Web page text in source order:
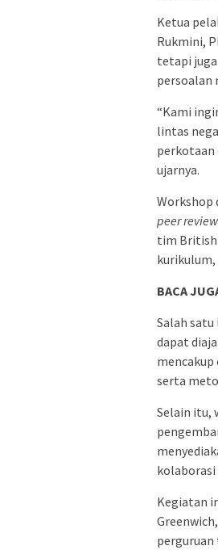
Ketua
Rukmini,
tetapi
persoalan
“Kami
lintas
perkotaan
ujarnya.
Workshop
peer review
tim British
BACA
Salah
dapat
serta
Selain itu,
Kegiatan